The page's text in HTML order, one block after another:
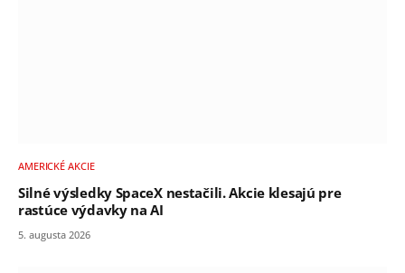
AMERICKÉ AKCIE
Silné výsledky SpaceX nestačili. Akcie klesajú pre
rastúce výdavky na AI
5. augusta 2026